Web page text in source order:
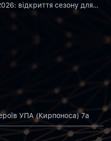
відкриття сезону для…
УПА (Кирпоноса) 7а